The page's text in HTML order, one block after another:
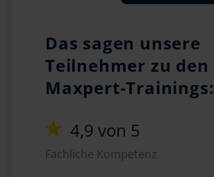
Das sagen unsere
Teilnehmer zu den
Maxpert-Trainings:
4,9 von 5
Fachliche Kompetenz